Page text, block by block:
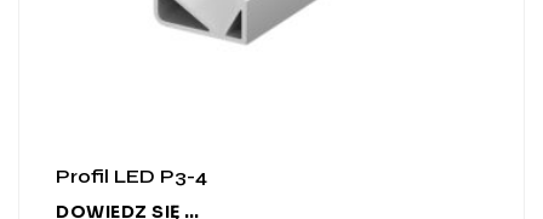
Profil LED P3-4
DOWIEDZ SIĘ WIĘCEJ